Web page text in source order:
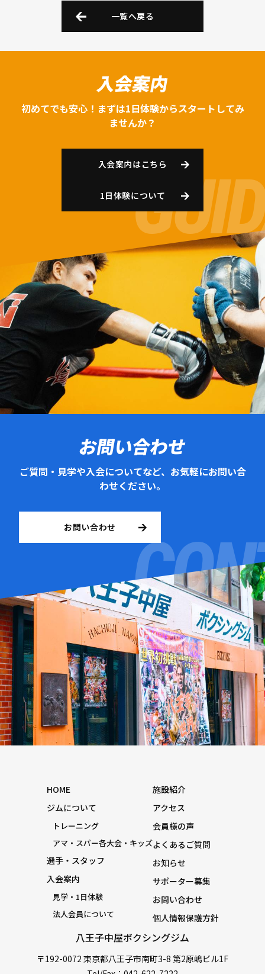
一覧へ戻る
入会案内
初めてでも安心！まずは1日体験からスタートしてみ
ませんか？
入会案内はこちら
1日体験について
お問い合わせ
ご質問・見学や入会についてなど、お気軽にお問い合
わせください。
お問い合わせ
八王子中屋ボクシングジム
〒192-0072 東京都八王子市南町3-8 第2原嶋ビル1F
HOME
ジムについて
トレーニング
アマ・スパー各大会・キッズ
選手・スタッフ
入会案内
見学・1日体験
法人会員について
施設紹介
アクセス
会員様の声
よくあるご質問
お知らせ
サポーター募集
お問い合わせ
個人情報保護方針